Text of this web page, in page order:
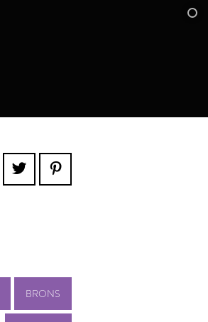
BRONS